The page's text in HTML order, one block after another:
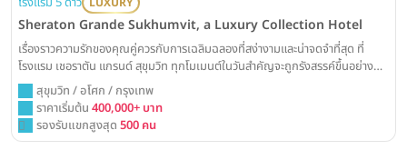
Sheraton Grande Sukhumvit, a Luxury Collection Hotel
เรื่องราวความรักของคุณคู่ควรกับการเฉลิมฉลองที่สง่างามและน่าจดจำที่สุด ที่
โรงแรม เชอราตัน แกรนด์ สุขุมวิท ทุกโมเมนต์ในวันสำคัญจะถูกรังสรรค์ขึ้นอย่าง
วิจิตรบรรจง ด้วยมนต์เสน่ห์ของห้องแกรนด์บอลรูมสุดคลาสสิก พร้อมบริการเหนือ
ระดับ ณ แลนด์มาร์คใจกลางกรุงเทพฯ ที่จะสร้างความประทับใจให้แก่แขกผู้มีเกียรติ
ทุกคน
สุขุมวิท / อโศก / กรุงเทพ
ราคาเริ่มต้น 400,000+ บาท
รองรับแขกสูงสุด 500 คน